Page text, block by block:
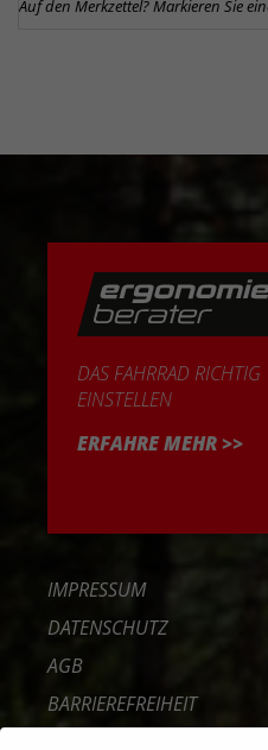
Auf den Merkzettel? Markieren Sie
DAS FAHRRAD RICHTIG
EINSTELLEN
ERFAHRE MEHR >>
IMPRESSUM
DATENSCHUTZ
AGB
BARRIEREFREIHEIT